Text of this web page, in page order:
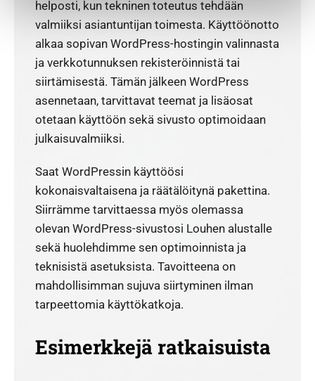
helposti, kun tekninen toteutus tehdään
valmiiksi asiantuntijan toimesta. Käyttöönotto
alkaa sopivan WordPress-hostingin valinnasta
ja verkkotunnuksen rekisteröinnistä tai
siirtämisestä. Tämän jälkeen WordPress
asennetaan, tarvittavat teemat ja lisäosat
otetaan käyttöön sekä sivusto optimoidaan
julkaisuvalmiiksi.
Saat WordPressin käyttöösi
kokonaisvaltaisena ja räätälöitynä pakettina.
Siirrämme tarvittaessa myös olemassa
olevan WordPress-sivustosi Louhen alustalle
sekä huolehdimme sen optimoinnista ja
teknisistä asetuksista. Tavoitteena on
mahdollisimman sujuva siirtyminen ilman
tarpeettomia käyttökatkoja.
Esimerkkejä ratkaisuista